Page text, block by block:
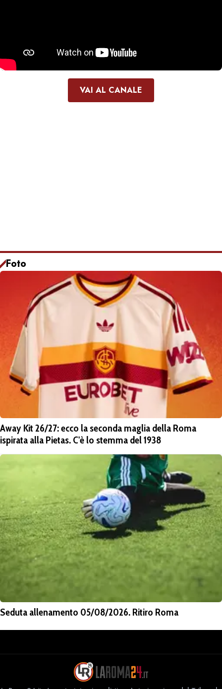
VAI AL CANALE
Foto
Away Kit 26/27: ecco la seconda maglia della Roma
ispirata alla Pietas. C'è lo stemma del 1938
Seduta allenamento 05/08/2026. Ritiro Roma